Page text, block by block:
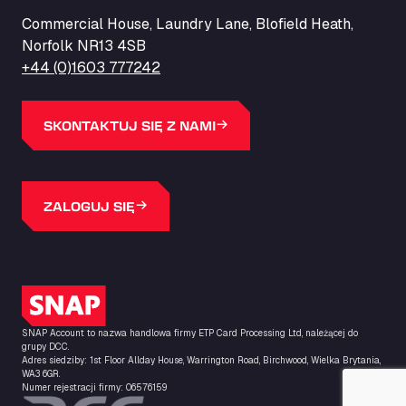
Barneys Diner
A18 Melton Ross Road, DN38 6LB
Bars Logistics Ltd
Elm Farm Depot, CO6 1HU
Bartrums Haulage & Storage
A140, Langton Green, IP23 7HS
Bolstoen 9, 1046 AS
Basiq Truck Cleaning Echt
A.G. Bellstraat 35A, 7903 AD
Bathgate Truck & Car Wash
16 Inchmuir Road, EH48 2EP
Batim Truckstop
Lar Bck Z 7 Mennen, 8930
Commercial House, Laundry Lane, Blofield Heath,
Norfolk NR13 4SB
+44 (0)1603 777242
SKONTAKTUJ SIĘ Z NAMI
ZALOGUJ SIĘ
Logo SNAP
SNAP Account to nazwa handlowa firmy ETP Card Processing Ltd, należącej do
grupy DCC.
Adres siedziby: 1st Floor Allday House, Warrington Road, Birchwood, Wielka Brytania,
WA3 6GR.
Numer rejestracji firmy: 06576159